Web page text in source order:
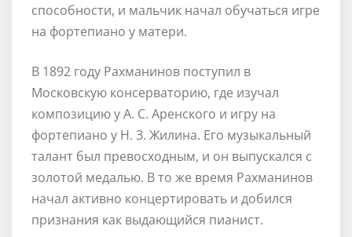
способности, и мальчик начал обучаться игре
на фортепиано у матери.
В 1892 году Рахманинов поступил в
Московскую консерваторию, где изучал
композицию у А. С. Аренского и игру на
фортепиано у Н. З. Жилина. Его музыкальный
талант был превосходным, и он выпускался с
золотой медалью. В то же время Рахманинов
начал активно концертировать и добился
признания как выдающийся пианист.